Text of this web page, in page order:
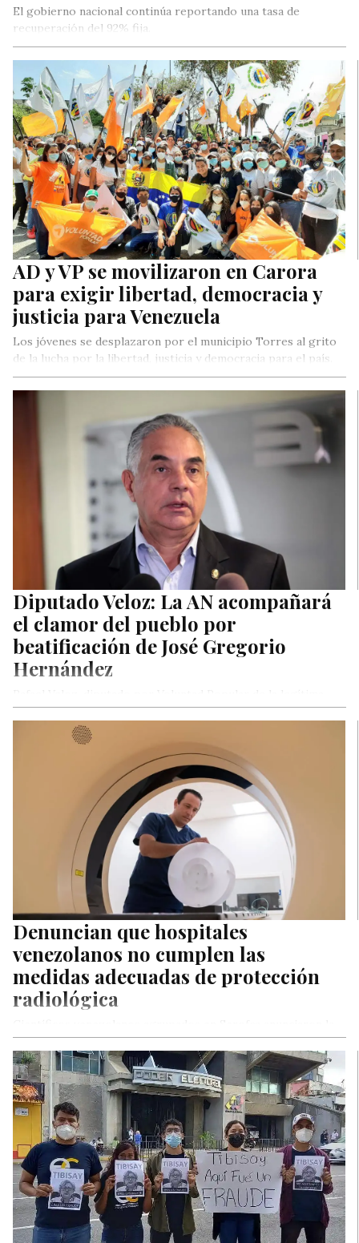
El gobierno nacional continúa reportando una tasa de
recuperación del 92% fija.
AD y VP se movilizaron en Carora
para exigir libertad, democracia y
justicia para Venezuela
Los jóvenes se desplazaron por el municipio Torres al grito
de la lucha por la libertad, justicia y democracia para el país.
Diputado Veloz: La AN acompañará
el clamor del pueblo por
beatificación de José Gregorio
Hernández
Asamblea Nacional, celebró este jueves la beatificación del
doctor José Gregorio…
Denuncian que hospitales
venezolanos no cumplen las
medidas adecuadas de protección
radiológica
creación de una acreditación que desde el mundo académico y
técnico evaluará si…